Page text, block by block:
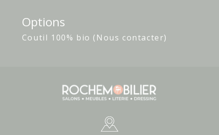
Options
Coutil 100% bio (Nous contacter)